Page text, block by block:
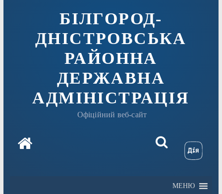
БІЛГОРОД-
ДНІСТРОВСЬКА
РАЙОННА
ДЕРЖАВНА
АДМІНІСТРАЦІЯ
Офіційний веб-сайт
МЕНЮ